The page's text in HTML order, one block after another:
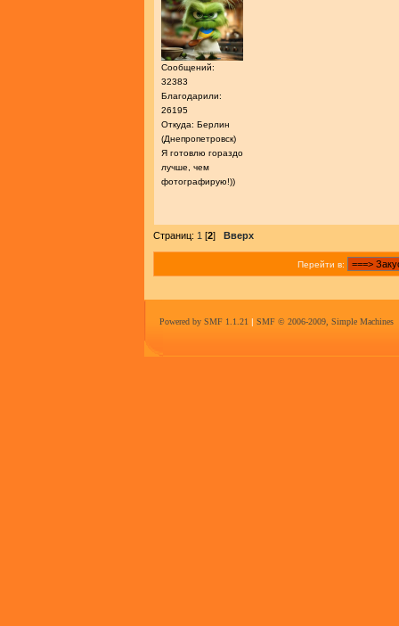
Сообщений:
32383
Благодарили:
26195
Откуда: Берлин
(Днепропетровск)
Я готовлю гораздо
лучше, чем
фотографирую!))
Страниц: 1 [2] Вверх
Перейти в:
Powered by SMF 1.1.21 | SMF © 2006-2009, Simple Machines